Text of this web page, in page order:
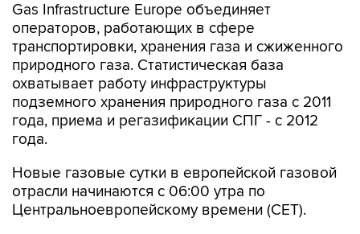
Gas Infrastructure Europe объединяет
операторов, работающих в сфере
транспортировки, хранения газа и сжиженного
природного газа. Статистическая база
охватывает работу инфраструктуры
подземного хранения природного газа с 2011
года, приема и регазификации СПГ - с 2012
года.
Новые газовые сутки в европейской газовой
отрасли начинаются c 06:00 утра по
Центральноевропейскому времени (CET).